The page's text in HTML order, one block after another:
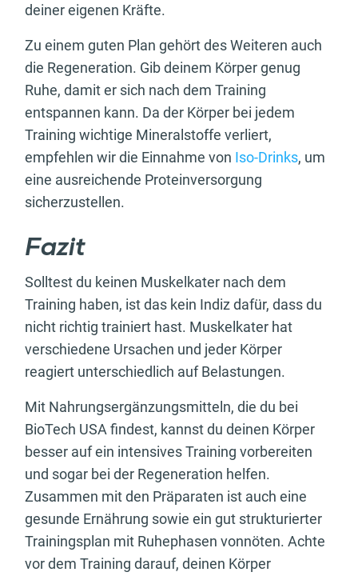
deiner eigenen Kräfte.
Zu einem guten Plan gehört des Weiteren auch
die Regeneration. Gib deinem Körper genug
Ruhe, damit er sich nach dem Training
entspannen kann. Da der Körper bei jedem
Training wichtige Mineralstoffe verliert,
empfehlen wir die Einnahme von Iso-Drinks, um
eine ausreichende Proteinversorgung
sicherzustellen.
Fazit
Solltest du keinen Muskelkater nach dem
Training haben, ist das kein Indiz dafür, dass du
nicht richtig trainiert hast. Muskelkater hat
verschiedene Ursachen und jeder Körper
reagiert unterschiedlich auf Belastungen.
Mit Nahrungsergänzungsmitteln, die du bei
BioTech USA findest, kannst du deinen Körper
besser auf ein intensives Training vorbereiten
und sogar bei der Regeneration helfen.
Zusammen mit den Präparaten ist auch eine
gesunde Ernährung sowie ein gut strukturierter
Trainingsplan mit Ruhephasen vonnöten. Achte
vor dem Training darauf, deinen Körper